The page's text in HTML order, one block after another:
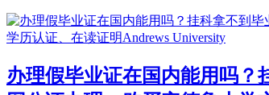
办理假毕业证在国内能用吗？